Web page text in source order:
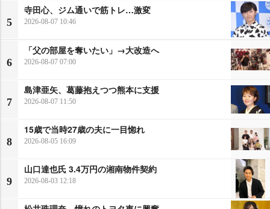
5
寺田心、ジム通いで筋トレ…激変
2026-08-07 10:46
6
「父の部屋を奪いたい」→大改造へ
2026-08-07 07:00
7
島津亜矢、葛藤抱えつつ熊本に支援
2026-08-07 11:50
8
15歳で当時27歳の夫に一目惚れ
2026-08-05 16:09
9
山口達也氏 3.4万円の湘南物件契約
2026-08-03 12:18